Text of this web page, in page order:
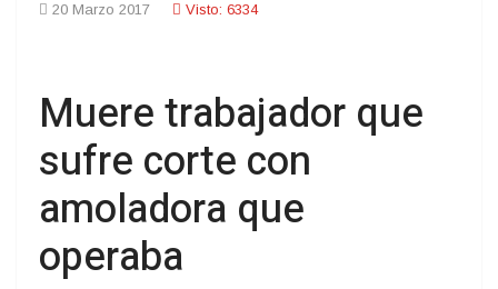
20 Marzo 2017 Visto: 6334
Muere trabajador que
sufre corte con
amoladora que
operaba